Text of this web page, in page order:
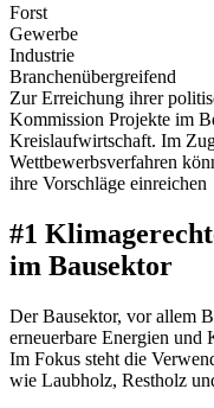
Forst
Gewerbe
Industrie
Branchenübergreifend
Zur Erreichung ihrer
Kommission Projekte im
Kreislaufwirtschaft. Im
Wettbewerbsverfahren
ihre Vorschläge einreichen
#1
im Bausektor
Der Bausektor, vor allem
erneuerbare Energien und
Im Fokus steht die
wie Laubholz, Restholz